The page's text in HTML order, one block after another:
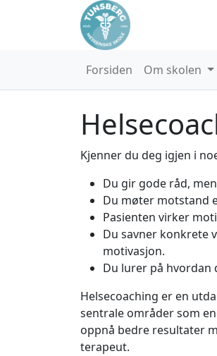
Forsiden Om skolen
Kjenner du deg igjen i
Du gir gode råd,
Du møter motstand
Pasienten virker
Du savner konkrete
motivasjon.
Du lurer på hvordan
Helsecoaching er en
sentrale områder som
oppnå bedre resultater
terapeut.